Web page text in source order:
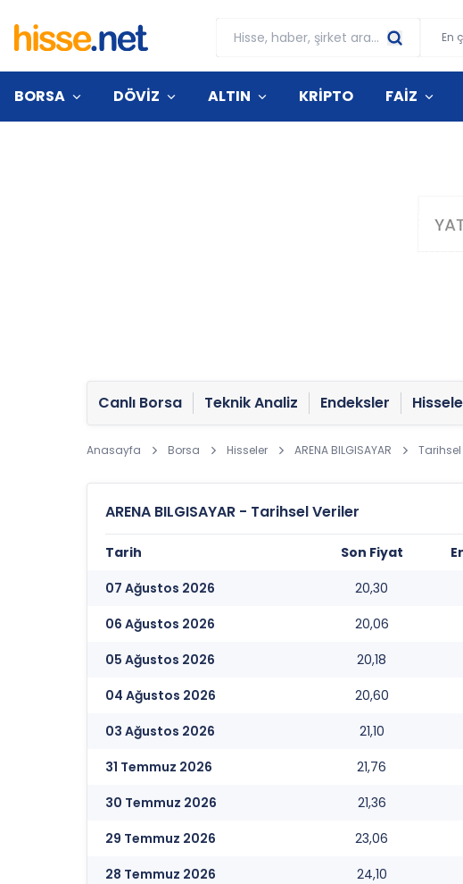
En
BORSA DÖVİZ ALTIN KRİPTO FAİZ
Canlı Borsa Teknik Analiz Endeksler
Anasayfa Borsa Hisseler ARENA BILGISAYAR Tarihsel
ARENA BILGISAYAR - Tarihsel Veriler
Tarih Son Fiyat
07 Ağustos 2026
20,30
06 Ağustos 2026
20,06
05 Ağustos 2026
20,18
04 Ağustos 2026
20,60
03 Ağustos 2026
21,10
31 Temmuz 2026
21,76
30 Temmuz 2026
21,36
29 Temmuz 2026
23,06
28 Temmuz 2026
24,10